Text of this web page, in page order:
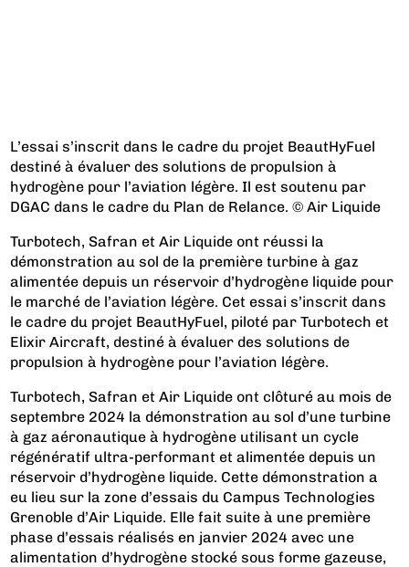
L’essai s’inscrit dans le cadre du projet BeautHyFuel
destiné à évaluer des solutions de propulsion à
hydrogène pour l’aviation légère. Il est soutenu par
DGAC dans le cadre du Plan de Relance. © Air Liquide
Turbotech, Safran et Air Liquide ont réussi la
démonstration au sol de la première turbine à gaz
alimentée depuis un réservoir d’hydrogène liquide pour
le marché de l’aviation légère. Cet essai s’inscrit dans
le cadre du projet BeautHyFuel, piloté par Turbotech et
Elixir Aircraft, destiné à évaluer des solutions de
propulsion à hydrogène pour l’aviation légère.
Turbotech, Safran et Air Liquide ont clôturé au mois de
septembre 2024 la démonstration au sol d’une turbine
à gaz aéronautique à hydrogène utilisant un cycle
régénératif ultra-performant et alimentée depuis un
réservoir d’hydrogène liquide. Cette démonstration a
eu lieu sur la zone d’essais du Campus Technologies
Grenoble d’Air Liquide. Elle fait suite à une première
phase d’essais réalisés en janvier 2024 avec une
alimentation d’hydrogène stocké sous forme gazeuse,